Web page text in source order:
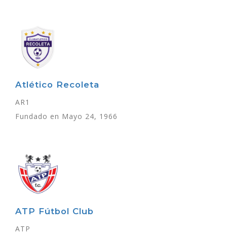
Atlético Recoleta
AR1
Fundado en Mayo 24, 1966
ATP Fútbol Club
ATP